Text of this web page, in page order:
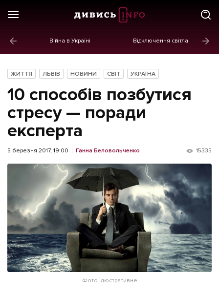
Війна в Україні Відключення світла
Новини
Політика
Економіка
Бізнес
Життя
Культура
Афіша
ІНШЕ
Інтерв'ю
Картки
Репортаж
Прес-релізи
Фото/Відео
Made in Lviv
ЖИТТЯ ЛЬВІВ НОВИНИ СВІТ УКРАЇНА
10 способів позбутися
стресу — поради
експерта
5 березня 2017, 19:00 Ганна Беловольченко 15335
Фото ілюстративне